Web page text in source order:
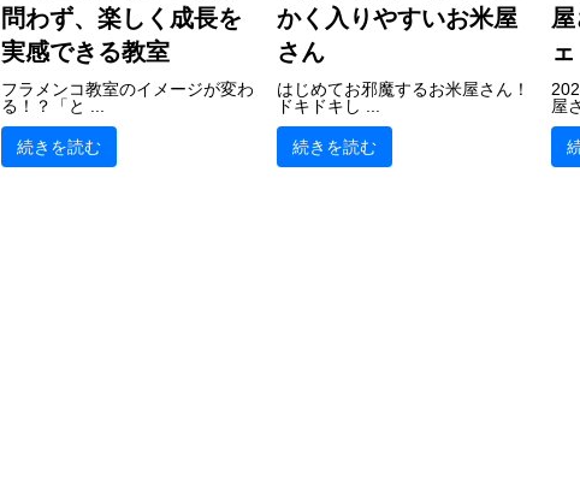
問わず、楽しく成長を
実感できる教室
フラメンコ教室のイメージが変わ
る！？「と ...
続きを読む
かく入りやすいお米屋
さん
はじめてお邪魔するお米屋さん！
ドキドキし ...
続きを読む
ェ
屋